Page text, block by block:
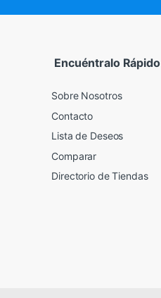
Encuéntralo Rápido
Sobre Nosotros
Contacto
Lista de Deseos
Comparar
Directorio de Tiendas